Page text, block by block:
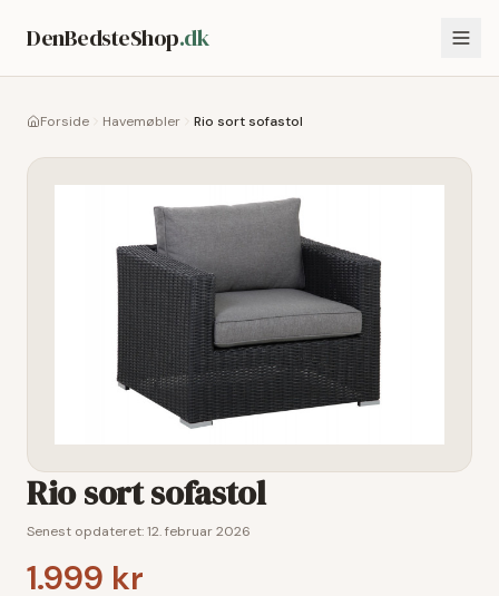
DenBedsteShop.dk
Forside Havemøbler Rio sort sofastol
Rio sort sofastol
Senest opdateret:12. februar 2026
1.999 kr